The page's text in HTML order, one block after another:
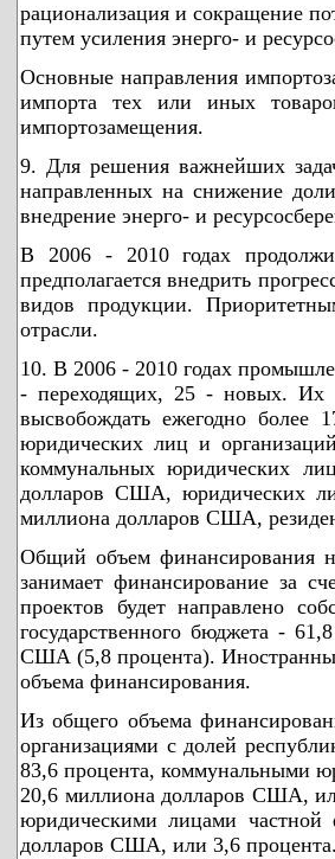
рационализация и сокращение
путем усиления энерго- и
Основные направления
импорта тех или иных
импортозамещения.
9. Для решения важнейших
направленных на снижение
внедрение энерго- и
В 2006 - 2010 годах
предполагается внедрить
видов продукции.
отрасли.
10. В 2006 - 2010 годах
- переходящих, 25 - новых. Их
высвобождать ежегодно
юридических лиц и
коммунальных юридических
долларов США, юридических
миллиона долларов США,
Общий объем финансирования
занимает финансирование за
проектов будет направлено
государственного бюджета -
США (5,8 процента).
объема финансирования.
Из общего объема
организациями с долей
83,6 процента, коммунальными
20,6 миллиона долларов США,
юридическими лицами
долларов США, или 3,6